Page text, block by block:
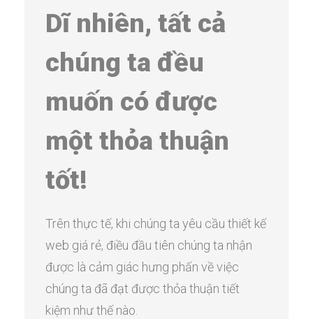
Dĩ nhiên, tất cả
chúng ta đều
muốn có được
một thỏa thuận
tốt!
Trên thực tế, khi chúng ta yêu cầu thiết kế
web giá rẻ, điều đầu tiên chúng ta nhận
được là cảm giác hưng phấn về việc
chúng ta đã đạt được thỏa thuận tiết
kiệm như thế nào.